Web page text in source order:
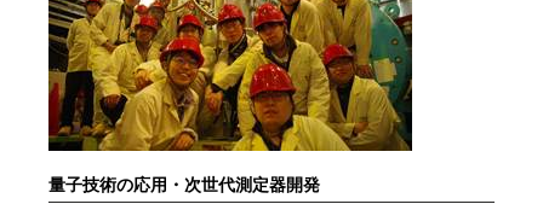
量子技術の応用・次世代測定器開発